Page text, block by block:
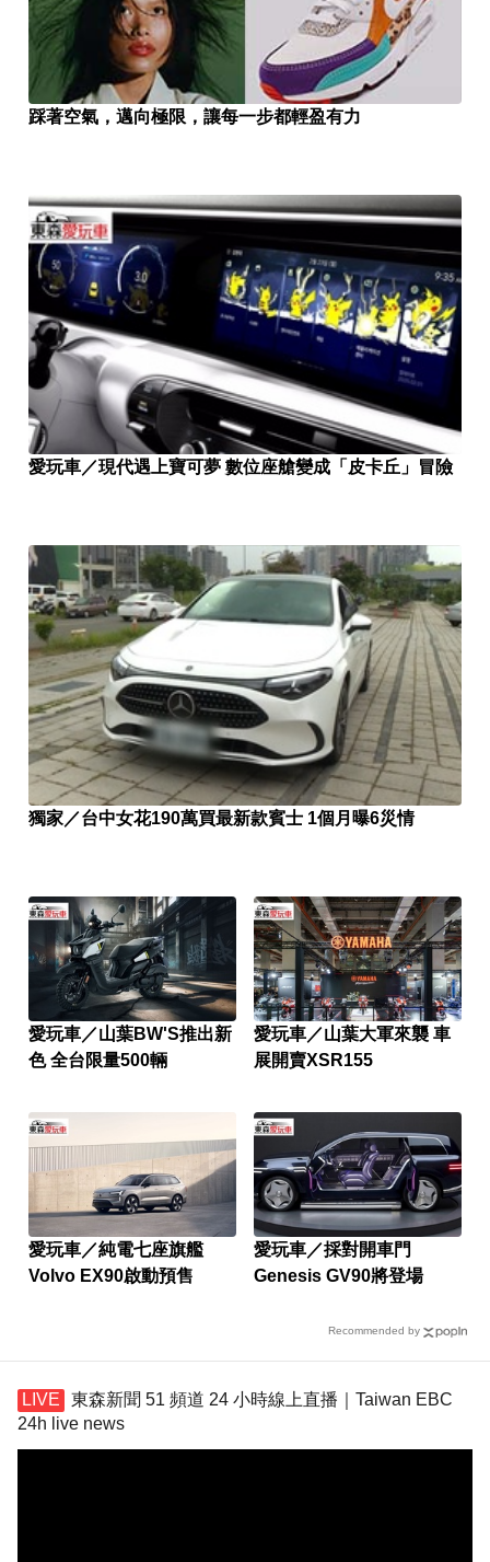
踩著空氣，邁向極限，讓每一步都輕盈有力
愛玩車／現代遇上寶可夢 數位座艙變成「皮卡丘」冒險
獨家／台中女花190萬買最新款賓士 1個月曝6災情
愛玩車／山葉BW'S推出新
色 全台限量500輛
愛玩車／山葉大軍來襲 車
展開賣XSR155
愛玩車／純電七座旗艦
Volvo EX90啟動預售
愛玩車／採對開車門
Genesis GV90將登場
Recommended by
東森新聞 51 頻道 24 小時線上直播｜Taiwan EBC
24h live news